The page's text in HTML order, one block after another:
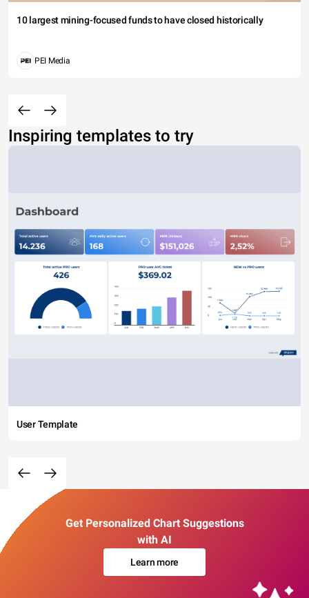
10 largest mining-focused funds to have closed historically
PEI Media
Inspiring templates to try
User Template
Get Personalized Chart Suggestions
with AI
Learn more